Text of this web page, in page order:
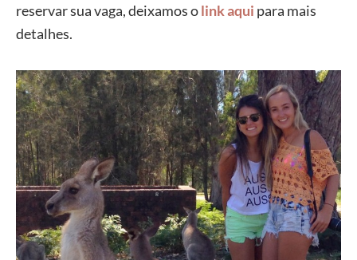
reservar sua vaga, deixamos olink aqui para mais
detalhes.